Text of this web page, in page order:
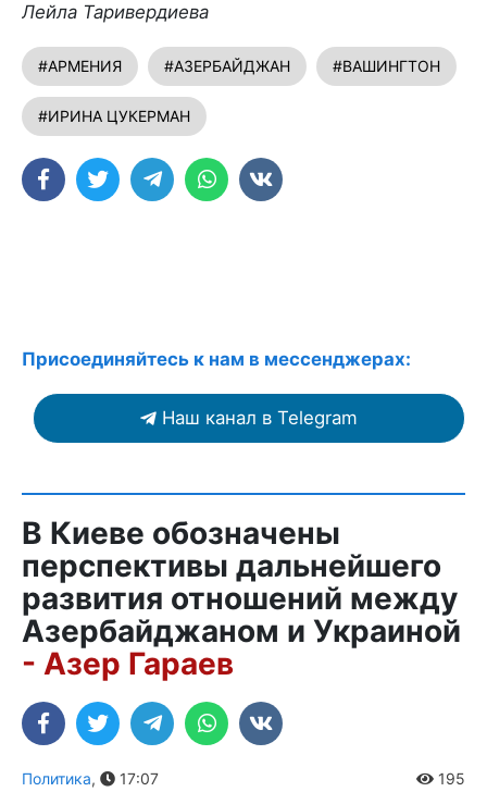
Лейла Таривердиева
#АРМЕНИЯ #АЗЕРБАЙДЖАН #ВАШИНГТОН
#ИРИНА ЦУКЕРМАН
Присоединяйтесь к нам в мессенджерах:
Наш канал в Telegram
В Киеве обозначены
перспективы дальнейшего
развития отношений между
Азербайджаном и Украиной
- Азер Гараев
Политика, 17:07 195